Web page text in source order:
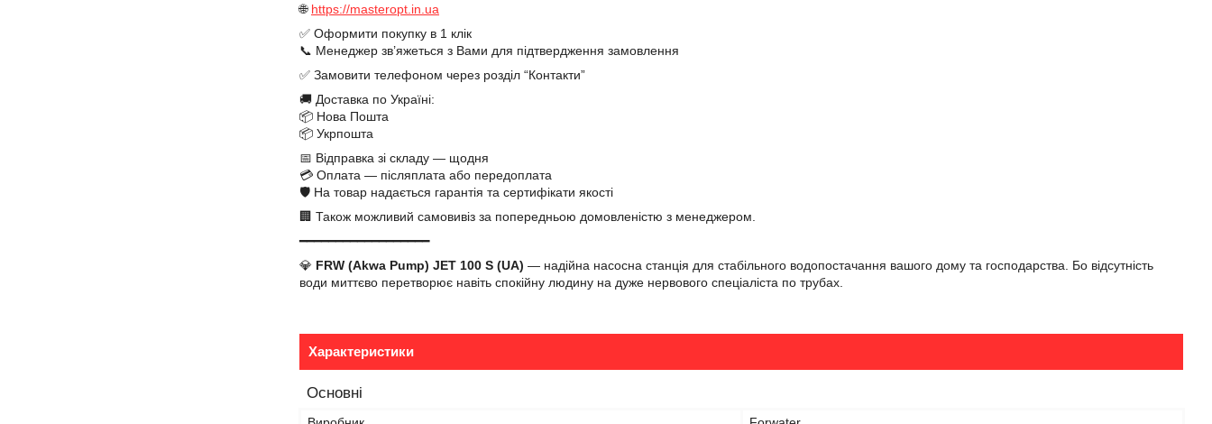
🌐 https://masteropt.in.ua
✅ Оформити покупку в 1 клік
📞 Менеджер зв’яжеться з Вами для підтвердження замовлення
✅ Замовити телефоном через розділ “Контакти”
🚚 Доставка по Україні:
📦 Нова Пошта
📦 Укрпошта
📅 Відправка зі складу — щодня
💳 Оплата — післяплата або передоплата
🛡️ На товар надається гарантія та сертифікати якості
🏢 Також можливий самовивіз за попередньою домовленістю з менеджером.
━━━━━━━━━━━━━━━━━━
💎 FRW (Akwa Pump) JET 100 S (UA) — надійна насосна станція для стабільного водопостачання вашого дому та господарства. Бо відсутність
води миттєво перетворює навіть спокійну людину на дуже нервового спеціаліста по трубах.
Характеристики
Основні